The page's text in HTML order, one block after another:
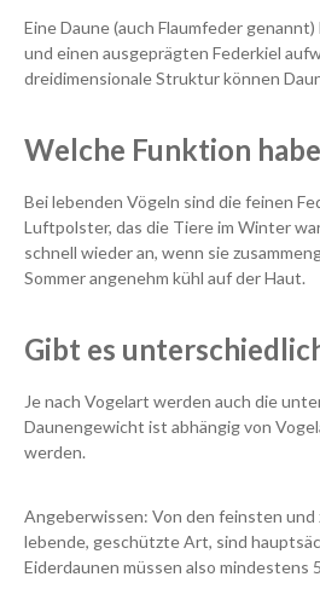
Eine Daune (auch Flaumfeder
und einen ausgeprägten Federkiel
dreidimensionale Struktur können
Welche Funktion
Bei lebenden Vögeln sind die feinen
Luftpolster, das die Tiere im Winter
schnell wieder an, wenn sie
Sommer angenehm kühl auf der Haut.
Gibt es
Je nach Vogelart werden auch die
Daunengewicht ist abhängig von
werden.
Angeberwissen: Von den feinsten und
lebende, geschützte Art, sind
Eiderdaunen müssen also mindestens